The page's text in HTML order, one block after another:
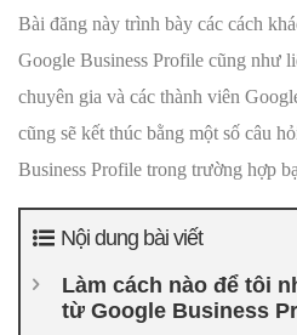
Bài đăng này trình bày các cách
Google Business Profile cũng như
chuyên gia và các thành viên
cũng sẽ kết thúc bằng một số câu
Business Profile trong trường hợp
Nội dung bài viết
Làm cách nào để tôi
từ Google Business